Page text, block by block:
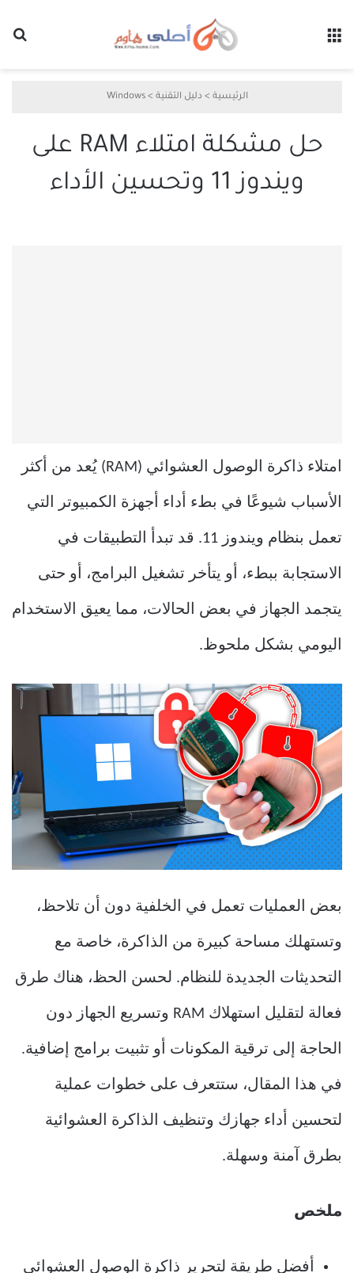
الرئيسية > دليل التقنية >
Windows
حل مشكلة امتلاء RAM على
ويندوز 11 وتحسين الأداء
امتلاء ذاكرة الوصول العشوائي (RAM) يُعد من أكثر
الأسباب شيوعًا في بطء أداء أجهزة الكمبيوتر التي
تعمل بنظام ويندوز 11. قد تبدأ التطبيقات في
الاستجابة ببطء، أو يتأخر تشغيل البرامج، أو حتى
يتجمد الجهاز في بعض الحالات، مما يعيق الاستخدام
اليومي بشكل ملحوظ.
بعض العمليات تعمل في الخلفية دون أن تلاحظ،
وتستهلك مساحة كبيرة من الذاكرة، خاصة مع
التحديثات الجديدة للنظام. لحسن الحظ، هناك طرق
فعالة لتقليل استهلاك RAM وتسريع الجهاز دون
الحاجة إلى ترقية المكونات أو تثبيت برامج إضافية.
في هذا المقال، ستتعرف على خطوات عملية
لتحسين أداء جهازك وتنظيف الذاكرة العشوائية
بطرق آمنة وسهلة.
ملخص
أفضل طريقة لتحرير ذاكرة الوصول العشوائي